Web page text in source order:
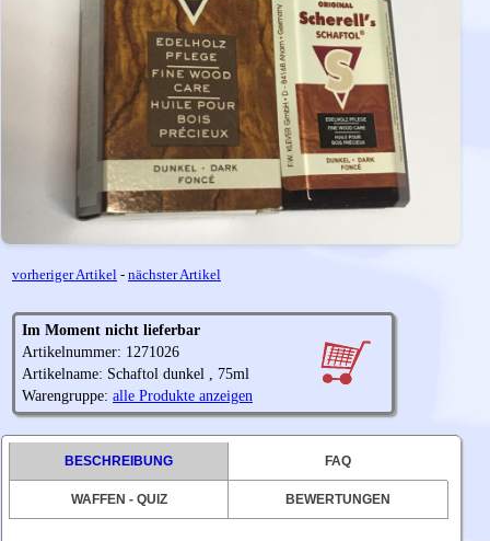
vorheriger Artikel - nächster Artikel
Im Moment nicht lieferbar
Artikelnummer: 1271026
Artikelname: Schaftol dunkel , 75ml
Warengruppe: alle Produkte anzeigen
BESCHREIBUNG FAQ
WAFFEN - QUIZ BEWERTUNGEN